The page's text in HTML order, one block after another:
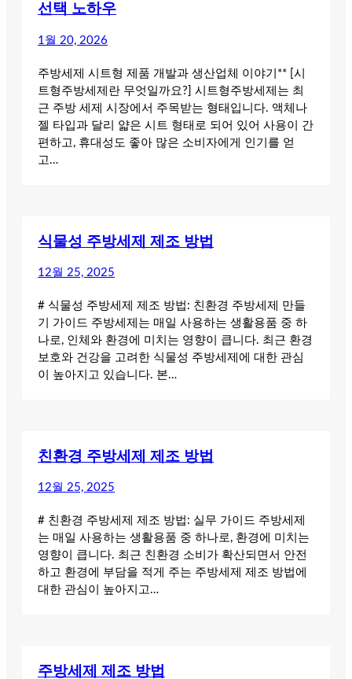
선택 노하우
1월 20, 2026
주방세제 시트형 제품 개발과 생산업체 이야기** [시
트형주방세제란 무엇일까요?] 시트형주방세제는 최
근 주방 세제 시장에서 주목받는 형태입니다. 액체나
젤 타입과 달리 얇은 시트 형태로 되어 있어 사용이 간
편하고, 휴대성도 좋아 많은 소비자에게 인기를 얻
고…
식물성 주방세제 제조 방법
12월 25, 2025
# 식물성 주방세제 제조 방법: 친환경 주방세제 만들
기 가이드 주방세제는 매일 사용하는 생활용품 중 하
나로, 인체와 환경에 미치는 영향이 큽니다. 최근 환경
보호와 건강을 고려한 식물성 주방세제에 대한 관심
이 높아지고 있습니다. 본…
친환경 주방세제 제조 방법
12월 25, 2025
# 친환경 주방세제 제조 방법: 실무 가이드 주방세제
는 매일 사용하는 생활용품 중 하나로, 환경에 미치는
영향이 큽니다. 최근 친환경 소비가 확산되면서 안전
하고 환경에 부담을 적게 주는 주방세제 제조 방법에
대한 관심이 높아지고…
주방세제 제조 방법